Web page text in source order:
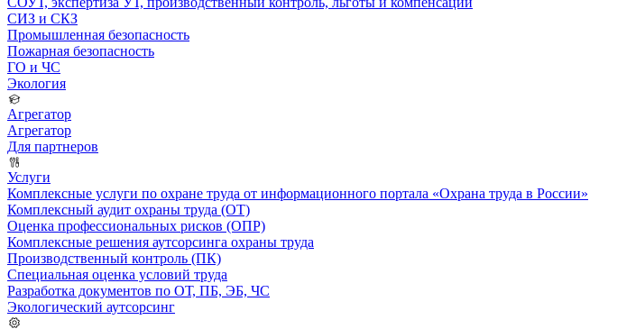
СИЗ и СКЗ
Промышленная безопасность
Пожарная безопасность
ГО и ЧС
Экология
Агрегатор
Агрегатор
Для партнеров
Услуги
Комплексные услуги по охране труда от информационного портала «Охрана труда в России»
Комплексный аудит охраны труда (ОТ)
Оценка профессиональных рисков (ОПР)
Комплексные решения аутсорсинга охраны труда
Производственный контроль (ПК)
Специальная оценка условий труда
Разработка документов по ОТ, ПБ, ЭБ, ЧС
Экологический аутсорсинг